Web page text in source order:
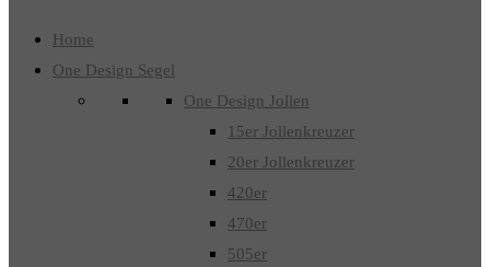
Home
One Design Segel
One Design Jollen
15er Jollenkreuzer
20er Jollenkreuzer
420er
470er
505er